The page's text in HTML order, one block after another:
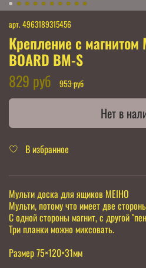
арт. 4963189315456
Крепление с магнитом
BOARD BM-S
829 руб
953 руб
Нет в
В избранное
Мульти доска для ящиков MEIHO
Мульти, потому что имеет две
С одной стороны магнит, с другой
Три планки можно миксовать.
Размер 75×120×31мм